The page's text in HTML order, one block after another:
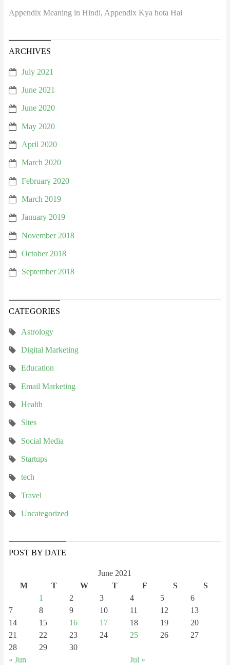
Appendix Meaning in Hindi, Appendix Kya hota Hai
ARCHIVES
July 2021
June 2021
June 2020
May 2020
April 2020
March 2020
February 2020
March 2019
January 2019
November 2018
October 2018
September 2018
CATEGORIES
Astrology
Digital Marketing
Education
Email Marketing
Health
Sites
Social Media
Startups
tech
Travel
Uncategorized
POST BY DATE
June 2021
M
T W T F S S
« Jun Jul »
1 2 3 4 5
6
7
8 9 10 11 12
13
14
15 16 17 18 19
20
21
22 23 24 25 26
27
28
29 30